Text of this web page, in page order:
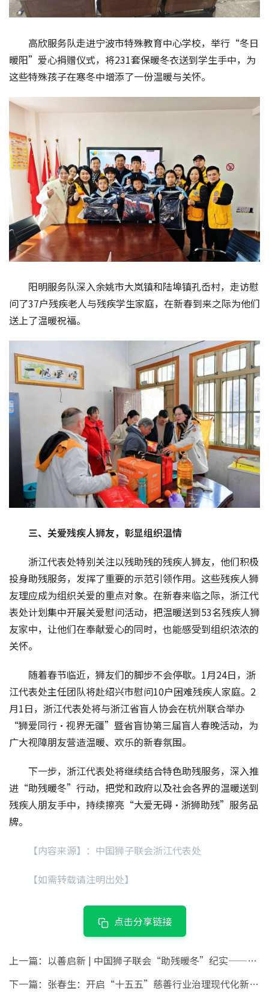
高欣服务队走进宁波市特殊教育中心学校，举行“冬日
暖阳”爱心捐赠仪式，将231套保暖冬衣送到学生手中，为
这些特殊孩子在寒冬中增添了一份温暖与关怀。
阳明服务队深入余姚市大岚镇和陆埠镇孔岙村，走访慰
问了37户残疾老人与残疾学生家庭，在新春到来之际为他们
送上了温暖祝福。
三、关爱残疾人狮友，彰显组织温情
浙江代表处特别关注以残助残的残疾人狮友，他们积极
投身助残服务，发挥了重要的示范引领作用。这些残疾人狮
友理应成为组织关爱的重点对象。在新春来临之际，浙江代
表处计划集中开展关爱慰问活动，把温暖送到53名残疾人狮
友家中，让他们在奉献爱心的同时，也能感受到组织浓浓的
关怀。
随着春节临近，狮友们的脚步不会停歇。1月24日，浙
江代表处主任团队将赴绍兴市慰问10户困难残疾人家庭。2
月1日，浙江代表处将与浙江省盲人协会在杭州联合举办
“狮爱同行·视界无疆”暨省盲协第三届盲人春晚活动，为
广大视障朋友营造温暖、欢乐的新春氛围。
下一步，浙江代表处将继续结合特色助残服务，深入推
进“助残暖冬”行动，把党和政府以及社会各界的温暖送到
残疾人朋友手中，持续擦亮“大爱无碍·浙狮助残”服务品
牌。
【内容来源】：中国狮子联会浙江代表处
【如需转载请注明出处】
点击分享链接
上一篇： 以善启新 | 中国狮子联会“助残暖冬”纪实——江苏代表处
下一篇： 张春生：开启“十五五”慈善行业治理现代化新征程